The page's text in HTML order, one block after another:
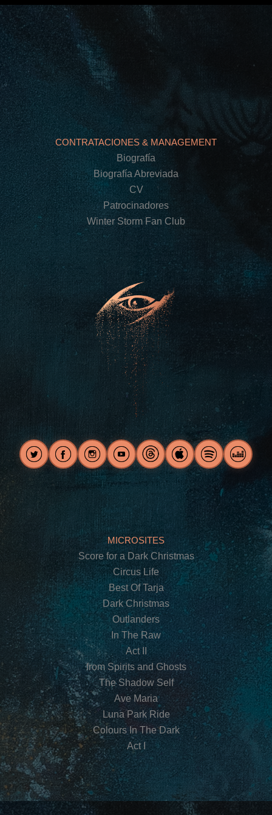
CONTRATACIONES & MANAGEMENT
Biografía
Biografía Abreviada
CV
Patrocinadores
Winter Storm Fan Club
MICROSITES
Score for a Dark Christmas
Circus Life
Best Of Tarja
Dark Christmas
Outlanders
In The Raw
Act II
from Spirits and Ghosts
The Shadow Self
Ave Maria
Luna Park Ride
Colours In The Dark
Act I